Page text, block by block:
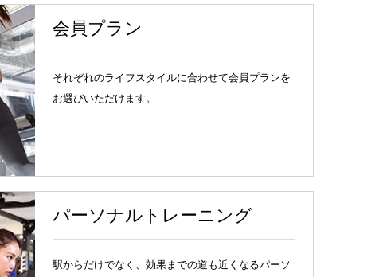
会員プラン
それぞれのライフスタイルに合わせて会員プランを
お選びいただけます。
パーソナルトレーニング
駅からだけでなく、効果までの道も近くなるパーソ